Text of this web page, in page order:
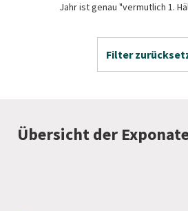
Jahr ist genau "vermutlich 1.
Filter
Übersicht der